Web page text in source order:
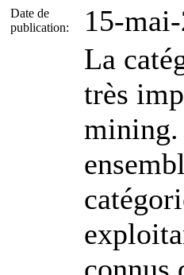
Date de
publication:
15-
La
très
mining.